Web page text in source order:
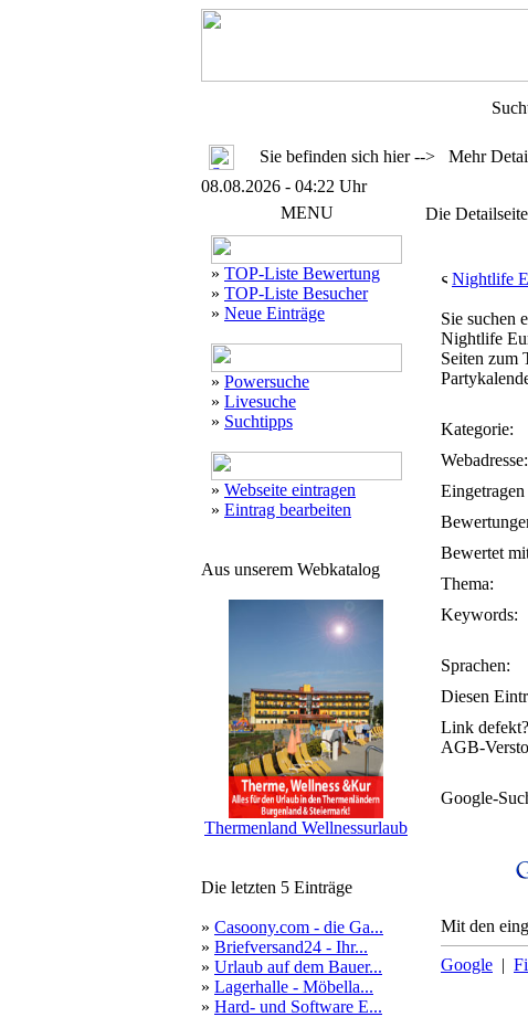
Sie befinden sich hier --> Mehr
08.08.2026 - 04:22 Uhr
MENU
» TOP-Liste Bewertung
» TOP-Liste Besucher
» Neue Einträge
» Powersuche
» Livesuche
» Suchtipps
» Webseite eintragen
» Eintrag bearbeiten
Aus unserem Webkatalog
Thermenland Wellnessurlaub
Die letzten 5 Einträge
» Casoony.com - die Ga...
» Briefversand24 - Ihr...
» Urlaub auf dem Bauer...
» Lagerhalle - Möbella...
» Hard- und Software E...
Die
Nightlife
Sie suchen
Nightlife
Seiten zum
Kategorie:
Webadresse:
Eingetragen
Bewertet
Thema:
Keywords:
Sprachen:
Diesen
Link defekt?
AGB-
Google-
Mit den
Google |